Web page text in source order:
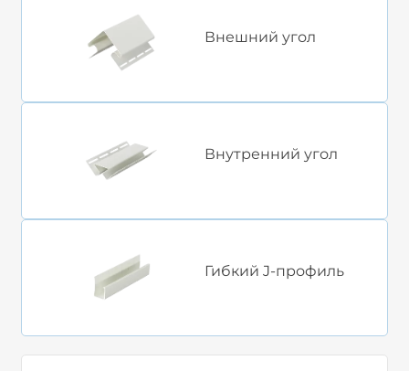
Внешний угол
Внутренний угол
Гибкий J-профиль